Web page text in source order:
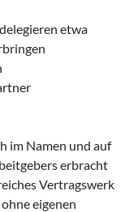
etwa
im Namen und auf
erbracht
Vertragswerk
eigenen